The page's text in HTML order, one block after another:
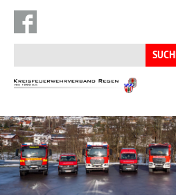
Suchen
nach:
KFV